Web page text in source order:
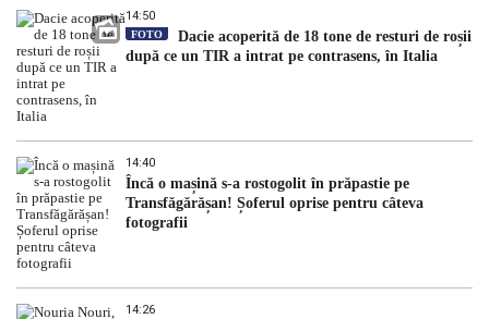
14:50
FOTO
Dacie acoperită de 18 tone de resturi de roșii
după ce un TIR a intrat pe contrasens, în Italia
14:40
Încă o mașină s-a rostogolit în prăpastie pe
Transfăgărășan! Șoferul oprise pentru câteva
fotografii
14:26